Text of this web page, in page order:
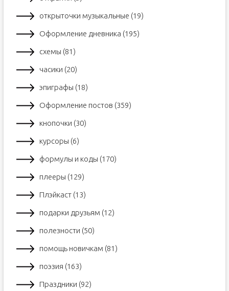
открыточки музыкальные (19)
Оформление дневника (195)
схемы (81)
часики (20)
эпиграфы (18)
Оформление постов (359)
кнопочки (30)
курсоры (6)
формулы и коды (170)
плееры (129)
Плэйкаст (13)
подарки друзьям (12)
полезности (50)
помощь новичкам (81)
поэзия (163)
Праздники (92)